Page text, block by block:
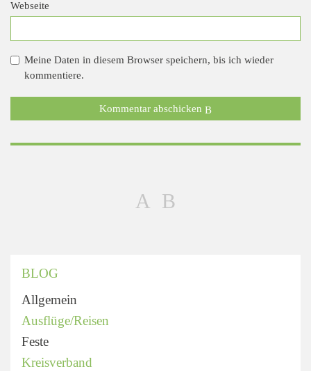
Webseite
Meine Daten in diesem Browser speichern, bis ich wieder
kommentiere.
Kommentar abschicken
BLOG
Allgemein
Ausflüge/Reisen
Feste
Kreisverband